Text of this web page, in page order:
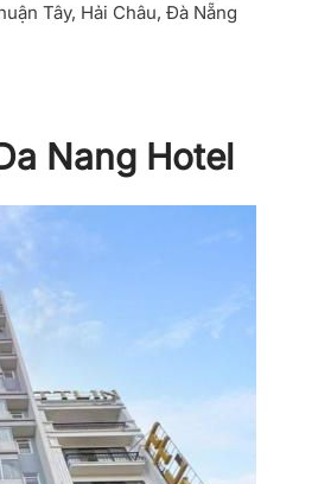
Tây, Hải Châu, Đà Nẵng
Nang Hotel